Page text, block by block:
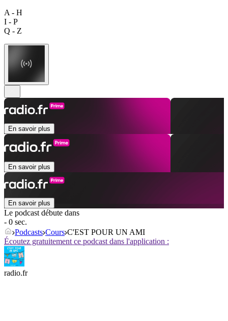
A - H
I - P
Q - Z
En savoir plus
En savoir plus
En savoir plus
Le podcast débute dans
- 0 sec.
Podcasts Cours C'EST POUR UN AMI
Écoutez gratuitement ce podcast dans l'application :
radio.fr